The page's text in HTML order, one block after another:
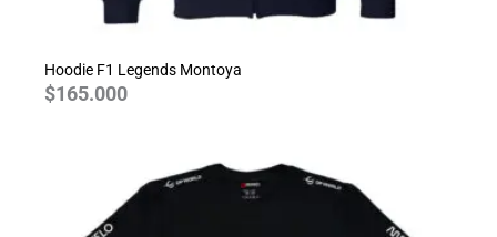
Hoodie F1 Legends Montoya
$165.000